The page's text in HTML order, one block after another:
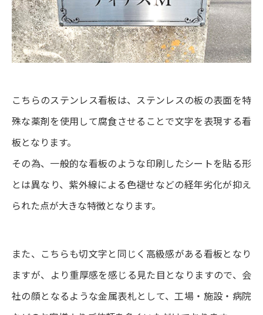
こちらのステンレス看板は、ステンレスの板の表面を特
殊な薬剤を使用して腐食させることで文字を表現する看
板となります。
その為、一般的な看板のような印刷したシートを貼る形
とは異なり、紫外線による色褪せなどの経年劣化が抑え
られた点が大きな特徴となります。
また、こちらも切文字と同じく高級感がある看板となり
ますが、より重厚感を感じる見た目となりますので、会
社の顔となるような金属表札として、工場・施設・病院